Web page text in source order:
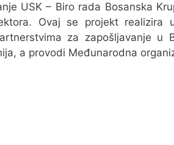
USK – Biro rada Bosanska
Ovaj se projekt realizira
za zapošljavanje u
a provodi Međunarodna